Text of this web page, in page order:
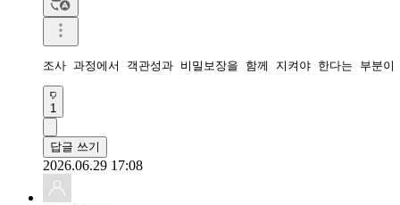
조사 과정에서 객관성과 비밀보장을 함께 지켜야 한다는 부분
1
답글 쓰기
2026.06.29 17:08